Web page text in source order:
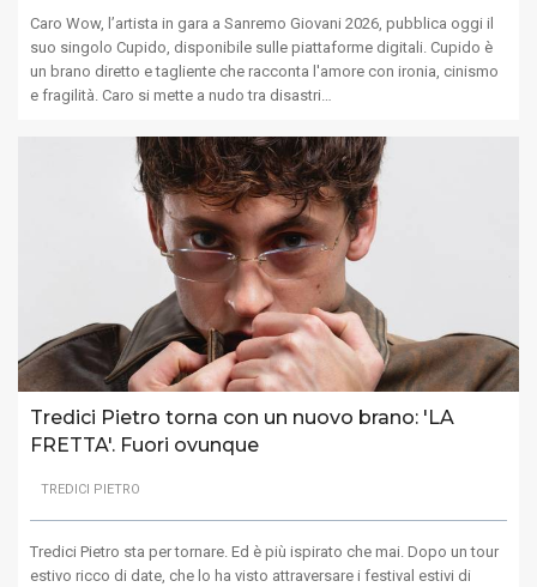
Caro Wow, l’artista in gara a Sanremo Giovani 2026, pubblica oggi il
suo singolo Cupido, disponibile sulle piattaforme digitali. Cupido è
un brano diretto e tagliente che racconta l'amore con ironia, cinismo
e fragilità. Caro si mette a nudo tra disastri…
Tredici Pietro torna con un nuovo brano: 'LA
FRETTA'. Fuori ovunque
TREDICI PIETRO
Tredici Pietro sta per tornare. Ed è più ispirato che mai. Dopo un tour
estivo ricco di date, che lo ha visto attraversare i festival estivi di